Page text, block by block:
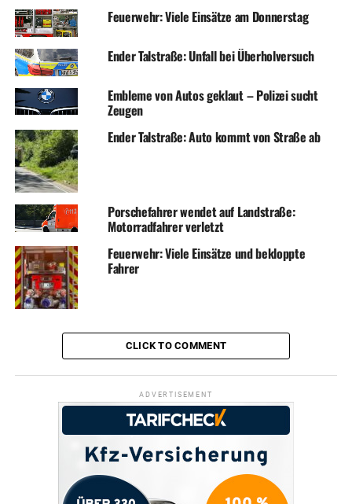
Feuerwehr: Viele Einsätze am Donnerstag
Ender Talstraße: Unfall bei Überholversuch
Embleme von Autos geklaut – Polizei sucht
Zeugen
Ender Talstraße: Auto kommt von Straße ab
Porschefahrer wendet auf Landstraße:
Motorradfahrer verletzt
Feuerwehr: Viele Einsätze und bekloppte
Fahrer
CLICK TO COMMENT
ADVERTISEMENT